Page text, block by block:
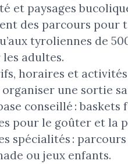
et paysages
des parcours pour
tyroliennes de
adultes.
horaires et
une sortie
conseillé : baskets
pour le goûter et la
spécialités :
ou jeux enfants.